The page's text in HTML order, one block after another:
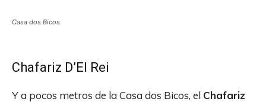
Casa dos Bicos
Chafariz D’El Rei
Y a pocos metros de la Casa dos Bicos, el Chafariz